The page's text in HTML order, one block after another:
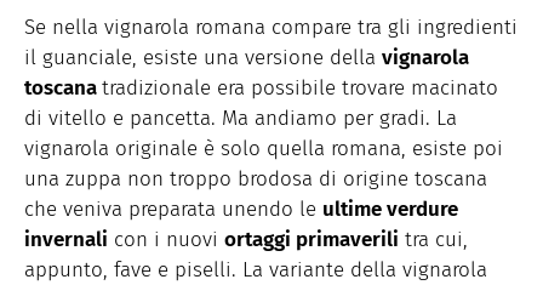
Se nella vignarola romana compare tra gli ingredienti
il guanciale, esiste una versione della vignarola
toscanatradizionale era possibile trovare macinato
di vitello e pancetta. Ma andiamo per gradi. La
vignarola originale è solo quella romana, esiste poi
una zuppa non troppo brodosa di origine toscana
che veniva preparata unendo le ultime verdure
invernali con i nuovi ortaggi primaverili tra cui,
appunto, fave e piselli. La variante della vignarola